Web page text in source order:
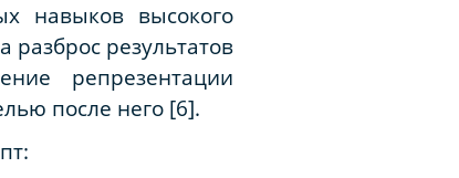
навыков высокого
разброс результатов
репрезентации
после него [6].